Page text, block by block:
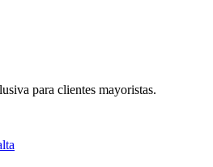
para clientes mayoristas.